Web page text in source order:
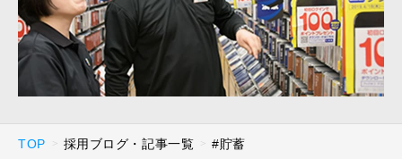
TOP 採用ブログ・記事一覧 #貯蓄